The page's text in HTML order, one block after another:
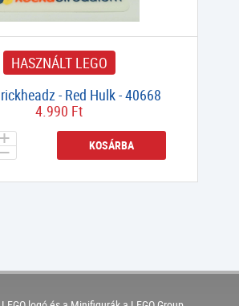
HASZNÁLT LEGO
- Red Hulk - 40668
4.990 Ft
KOSÁRBA